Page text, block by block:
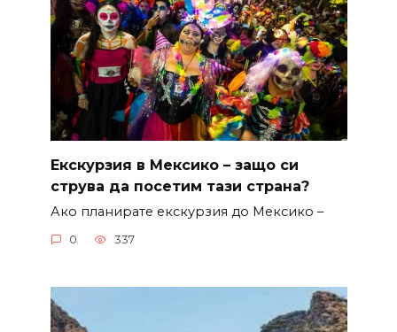
Екскурзия в Мексико – защо си
струва да посетим тази страна?
Ако планирате екскурзия до Мексико –
0 337